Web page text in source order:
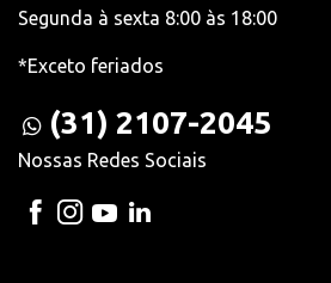
Segunda à sexta 8:00 às 18:00
*Exceto feriados
(31) 2107-2045
Nossas Redes Sociais